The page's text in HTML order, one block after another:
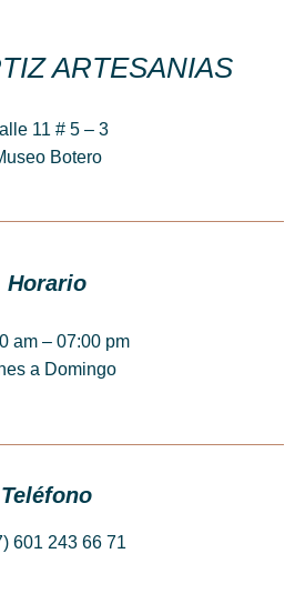
ARTESANIAS
11 # 5 – 3
Botero
Horario
am – 07:00 pm
a Domingo
Teléfono
601 243 66 71